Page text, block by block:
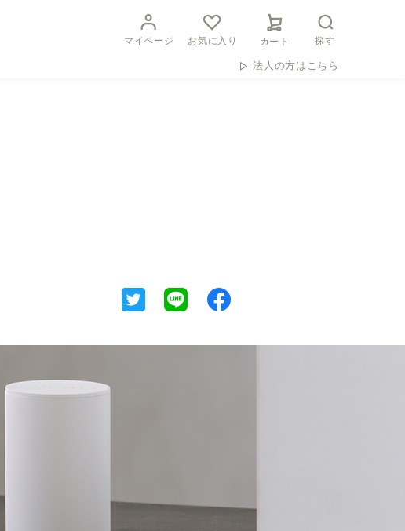
マイページ お気に入り カート 探す
法人の方はこちら